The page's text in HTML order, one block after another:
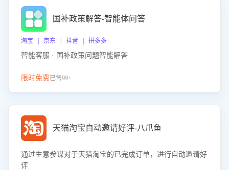
国补政策解答-智能体问答
淘宝 | 京东 | 抖音 | 拼多多
智能客服 · 国补政策问题智能解答
限时免费已售99+
天猫淘宝自动邀请好评-八爪鱼
通过生意参谋对于天猫淘宝的已完成订单，进行自动邀请好
评